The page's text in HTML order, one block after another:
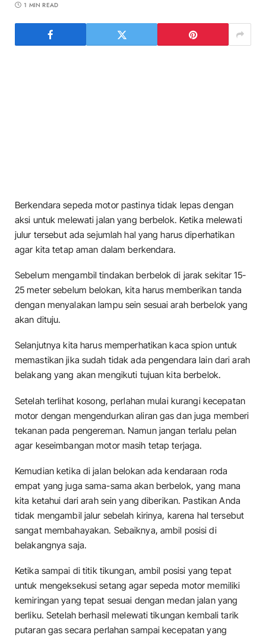
1 MIN READ
Berkendara sepeda motor pastinya tidak lepas dengan
aksi untuk melewati jalan yang berbelok. Ketika melewati
julur tersebut ada sejumlah hal yang harus diperhatikan
agar kita tetap aman dalam berkendara.
Sebelum mengambil tindakan berbelok di jarak sekitar 15-
25 meter sebelum belokan, kita harus memberikan tanda
dengan menyalakan lampu sein sesuai arah berbelok yang
akan dituju.
Selanjutnya kita harus memperhatikan kaca spion untuk
memastikan jika sudah tidak ada pengendara lain dari arah
belakang yang akan mengikuti tujuan kita berbelok.
Setelah terlihat kosong, perlahan mulai kurangi kecepatan
motor dengan mengendurkan aliran gas dan juga memberi
tekanan pada pengereman. Namun jangan terlalu pelan
agar keseimbangan motor masih tetap terjaga.
Kemudian ketika di jalan belokan ada kendaraan roda
empat yang juga sama-sama akan berbelok, yang mana
kita ketahui dari arah sein yang diberikan. Pastikan Anda
tidak mengambil jalur sebelah kirinya, karena hal tersebut
sangat membahayakan. Sebaiknya, ambil posisi di
belakangnya saja.
Ketika sampai di titik tikungan, ambil posisi yang tepat
untuk mengeksekusi setang agar sepeda motor memiliki
kemiringan yang tepat sesuai dengan medan jalan yang
berliku. Setelah berhasil melewati tikungan kembali tarik
putaran gas secara perlahan sampai kecepatan yang